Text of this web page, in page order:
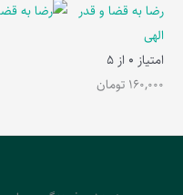
رضا به قضا و قدر
الهی
امتیاز 0 از 5
160,000 تومان